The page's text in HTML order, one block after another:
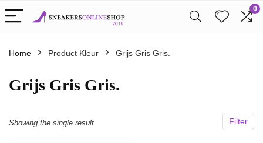
0
Home Product Kleur Grijs Gris Gris.
Grijs Gris Gris.
Filter
Showing the single result